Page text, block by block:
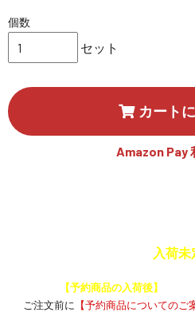
個数
セット
カート
Amazon Pay
入荷未
【予約商品の入荷後】
ご注文前に
【予約商品についてのご